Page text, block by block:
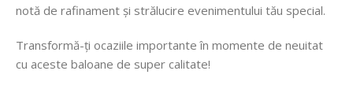
notă de rafinament și strălucire evenimentului tău special.
Transformă-ți ocaziile importante în momente de neuitat
cu aceste baloane de super calitate!